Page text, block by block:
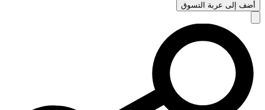
أضف إلى عربة التسوق